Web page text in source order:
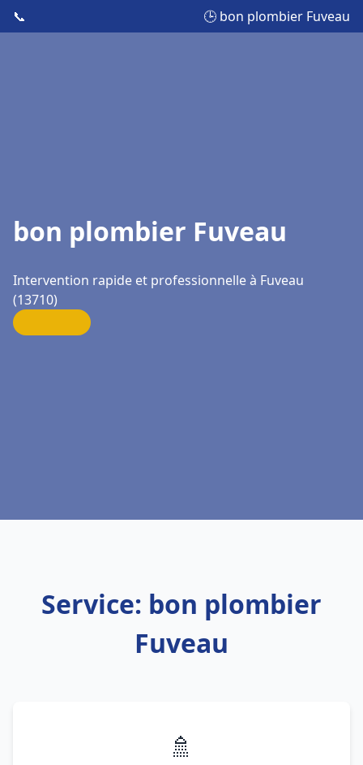
📞 🕒 bon plombier Fuveau
bon plombier Fuveau
Intervention rapide et professionnelle à Fuveau
(13710)
Service: bon plombier
Fuveau
🚿